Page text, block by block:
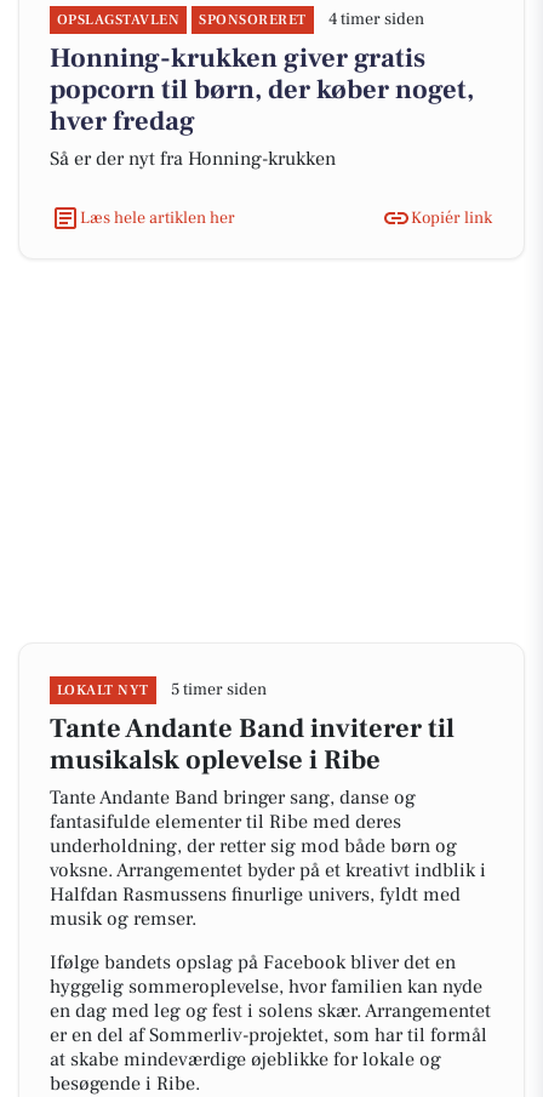
OPSLAGSTAVLEN SPONSORERET 4 timer siden
Honning-krukken giver gratis
popcorn til børn, der køber noget,
hver fredag
Så er der nyt fra Honning-krukken
Læs hele artiklen her Kopiér link
LOKALT NYT 5 timer siden
Tante Andante Band inviterer til
musikalsk oplevelse i Ribe
Tante Andante Band bringer sang, danse og
fantasifulde elementer til Ribe med deres
underholdning, der retter sig mod både børn og
voksne. Arrangementet byder på et kreativt indblik i
Halfdan Rasmussens finurlige univers, fyldt med
musik og remser.
Ifølge bandets opslag på Facebook bliver det en
hyggelig sommeroplevelse, hvor familien kan nyde
en dag med leg og fest i solens skær. Arrangementet
er en del af Sommerliv-projektet, som har til formål
at skabe mindeværdige øjeblikke for lokale og
besøgende i Ribe.